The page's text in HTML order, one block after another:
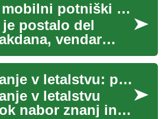
Inovativni mobilni potniški terminali: Prihodnost potovanj
postalo del
vendar
potniški
ne sledijo
so...
Usposabljanje v letalstvu: poti, programi in ključne zahteve
v letalstvu
nabor znanj in